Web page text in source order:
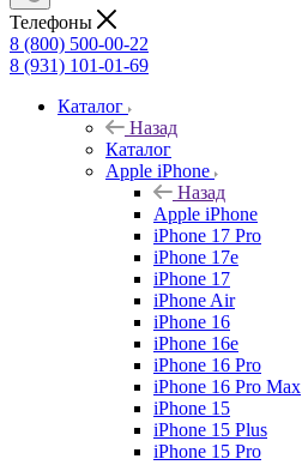
Телефоны
8 (800) 500-00-22
8 (931) 101-01-69
Каталог
Назад
Каталог
Apple iPhone
Назад
Apple iPhone
iPhone 17 Pro
iPhone 17e
iPhone 17
iPhone Air
iPhone 16
iPhone 16e
iPhone 16 Pro
iPhone 16 Pro Max
iPhone 15
iPhone 15 Plus
iPhone 15 Pro